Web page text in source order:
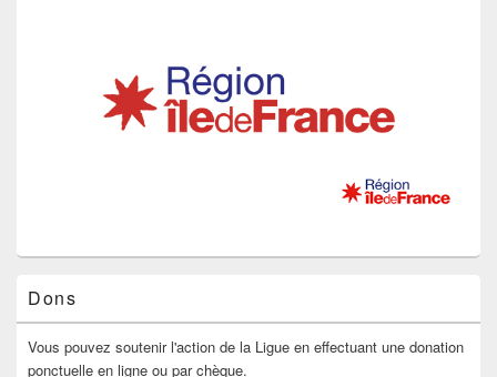
Dons
Vous pouvez soutenir l'action de la Ligue en effectuant une donation
ponctuelle en ligne ou par chèque.